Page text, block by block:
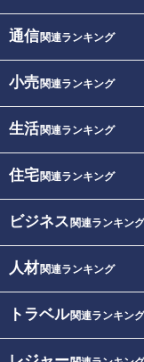
通信関連ランキング
小売関連ランキング
生活関連ランキング
住宅関連ランキング
ビジネス 関連ランキング
人材関連ランキング
トラベル関連ランキング